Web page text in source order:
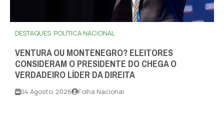
DESTAQUES POLÍTICA NACIONAL
VENTURA OU MONTENEGRO? ELEITORES
CONSIDERAM O PRESIDENTE DO CHEGA O
VERDADEIRO LÍDER DA DIREITA
04 Agosto, 2026 Folha Nacional